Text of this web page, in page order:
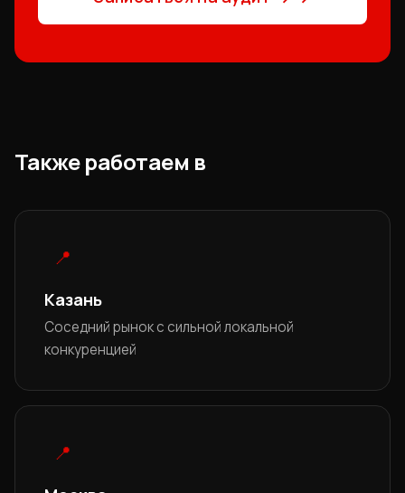
Также работаем в
📍
Казань
Соседний рынок с сильной локальной
конкуренцией
📍